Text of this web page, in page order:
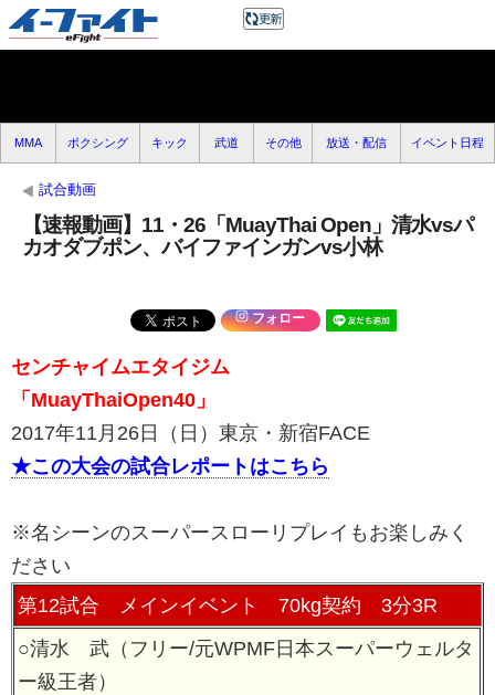
MMA ボクシング キック 武道 その他 放送・配信 イベント日程
試合動画
【速報動画】11・26「MuayThai Open」清水vsパ
カオダブポン、バイファインガンvs小林
フォロー
センチャイムエタイジム
「MuayThaiOpen40」
2017年11月26日（日）東京・新宿FACE
★この大会の試合レポートはこちら
※名シーンのスーパースローリプレイもお楽しみく
ださい
第12試合 メインイベント 70kg契約 3分3R
○清水 武（フリー/元WPMF日本スーパーウェルタ
ー級王者）